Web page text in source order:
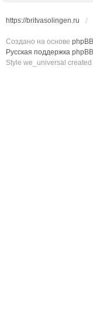
https://britvasolingen.ru
Создано на основе phpBB
Русская поддержка phpBB
Style we_universal created